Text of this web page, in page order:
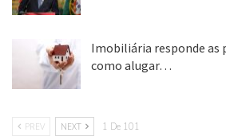
Imobiliária responde as
como alugar…
PREV NEXT 1 De 101